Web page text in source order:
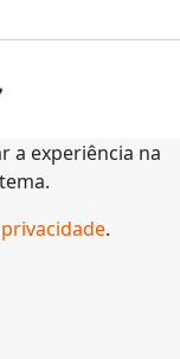
a experiência na
.